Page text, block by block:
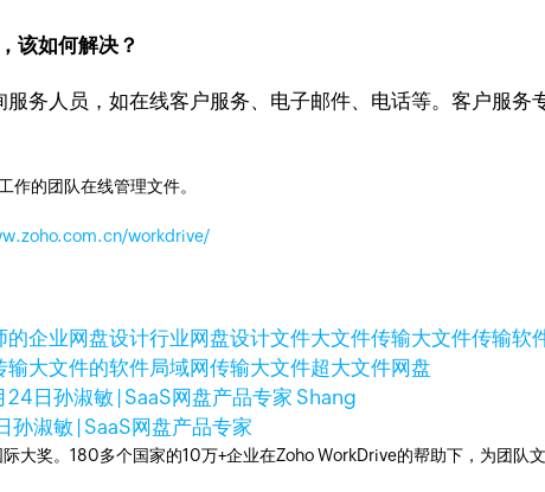
该如何解决？
务人员，如在线客户服务、电子邮件、电话等。客户服
作的团队在线管理文件。
workdrive/
的企业网盘设计行业网盘设计文件大文件传输大文件传输软
输大文件的软件局域网传输大文件超大文件网盘
24日孙淑敏 | SaaS网盘产品专家 Shang
孙淑敏 | SaaS网盘产品专家
奖。180多个国家的10万+企业在Zoho WorkDrive的帮助下，为团队